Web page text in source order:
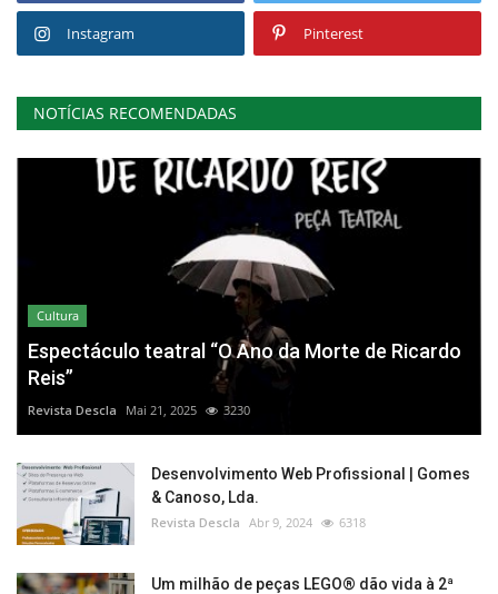
Instagram Pinterest
NOTÍCIAS RECOMENDADAS
Cultura
Espectáculo teatral “O Ano da Morte de Ricardo
Reis”
Revista Descla Mai 21, 2025 3230
Desenvolvimento Web Profissional | Gomes
& Canoso, Lda.
Revista Descla Abr 9, 2024 6318
Um milhão de peças LEGO® dão vida à 2ª